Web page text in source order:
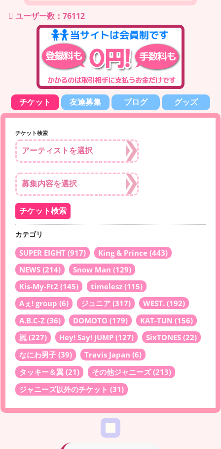
ユーザー数：76112
チケット 友達募集 ブログ グッズ
チケット検索
カテゴリ
SUPER EIGHT (917) King & Prince (443)
NEWS (214) Snow Man (129)
Kis-My-Ft2 (145) timelesz (115)
Aぇ! group (6) ジュニア (317) WEST. (192)
A.B.C-Z (36) DOMOTO (179) KAT-TUN (156)
嵐 (227) Hey! Say! JUMP (127) SixTONES (22)
なにわ男子 (39) Travis Japan (6)
タッキー＆翼 (21) その他ジャニーズ(213)
ジャニーズ以外のチケット (31)